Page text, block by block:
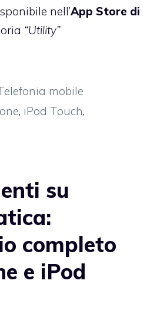
nell’App Store di
“Utility”
mobile
, iPod Touch,
su
completo
e iPod